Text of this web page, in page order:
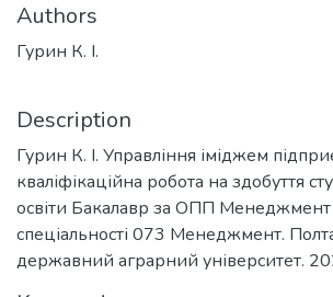
Authors
Гурин К. І.
Description
Гурин К. І. Управління іміджем
кваліфікаційна робота на здобуття
освіти Бакалавр за ОПП Менеджмент
спеціальності 073 Менеджмент.
державний аграрний університет.